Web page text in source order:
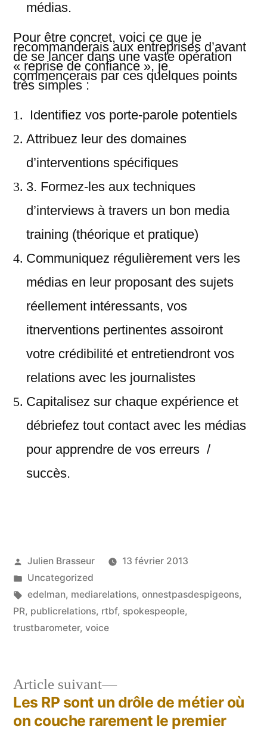
médias.
Pour être concret, voici ce que je
recommanderais aux entreprises d’avant
de se lancer dans une vaste opération
« reprise de confiance », je
commencerais par ces quelques points
très simples :
Identifiez vos porte-parole potentiels
Attribuez leur des domaines
d’interventions spécifiques
3. Formez-les aux techniques
d’interviews à travers un bon media
training (théorique et pratique)
Communiquez régulièrement vers les
médias en leur proposant des sujets
réellement intéressants, vos
itnerventions pertinentes assoiront
votre crédibilité et entretiendront vos
relations avec les journalistes
Capitalisez sur chaque expérience et
débriefez tout contact avec les médias
pour apprendre de vos erreurs /
succès.
Publié
par
Julien Brasseur
13 février 2013
Publié
dans
Uncategorized
Étiquettes :
edelman, mediarelations, onnestpasdespigeons,
PR, publicrelations, rtbf, spokespeople,
trustbarometer, voice
Navigation
Article suivant
Article
suivant :
Les RP sont un drôle de métier où
on couche rarement le premier